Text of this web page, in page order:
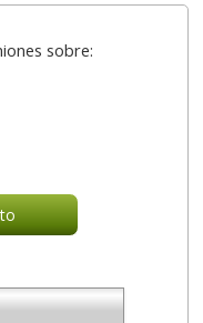
sobre: